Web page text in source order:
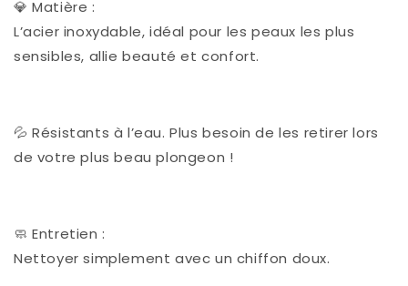
💎 Matière :
L’acier inoxydable, idéal pour les peaux les plus
sensibles, allie beauté et confort.
💦 Résistants à l’eau. Plus besoin de les retirer lors
de votre plus beau plongeon !
🧼 Entretien :
Nettoyer simplement avec un chiffon doux.